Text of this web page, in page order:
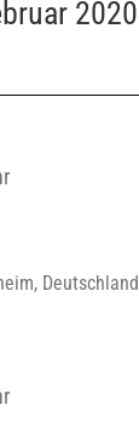
2020
Deutschland